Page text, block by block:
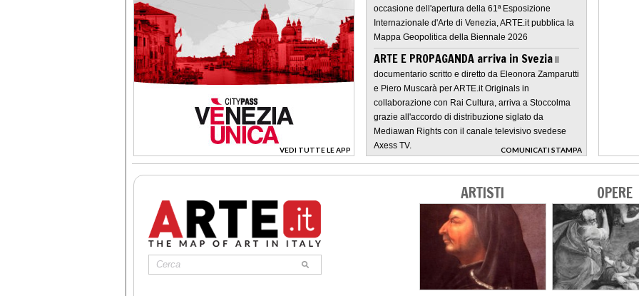
VEDI TUTTE LE APP
>
occasione dell'apertura della 61ª Esposizione
Internazionale d'Arte di Venezia, ARTE.it pubblica la
Mappa Geopolitica della Biennale 2026
ARTE E PROPAGANDA arriva in Svezia Il
documentario scritto e diretto da Eleonora Zamparutti
e Piero Muscarà per ARTE.it Originals in
collaborazione con Rai Cultura, arriva a Stoccolma
grazie all'accordo di distribuzione siglato da
Mediawan Rights con il canale televisivo svedese
Axess TV.
COMUNICATI STAMPA
>
ARTISTI OPERE